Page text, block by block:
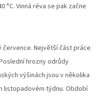
°C. Vinná réva se pak začne
července. Největší část práce
hrozny odrůdy
výšinách jsou v několika
listopadovém týdnu. Období